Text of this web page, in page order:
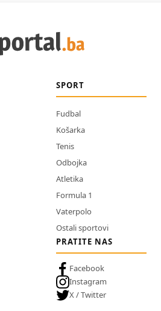
SPORT
Fudbal
Košarka
Tenis
Odbojka
Atletika
Formula 1
Vaterpolo
Ostali sportovi
PRATITE NAS
Facebook
Instagram
X / Twitter